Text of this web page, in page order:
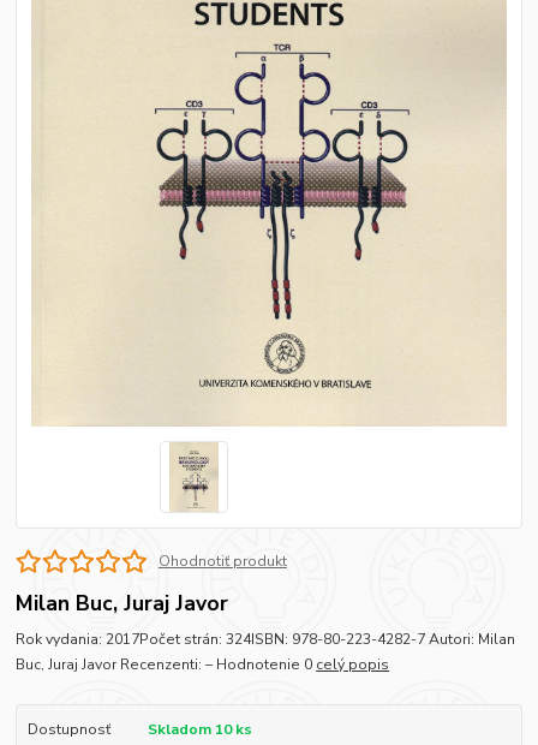
Ohodnotiť produkt
Milan Buc, Juraj Javor
Rok vydania: 2017Počet strán: 324ISBN: 978-80-223-4282-7 Autori: Milan
Buc, Juraj Javor Recenzenti: – Hodnotenie 0 celý popis
Dostupnosť Skladom 10 ks